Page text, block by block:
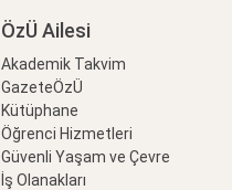
ÖzÜ Ailesi
Akademik Takvim
GazeteÖzÜ
Kütüphane
Öğrenci Hizmetleri
Güvenli Yaşam ve Çevre
İş Olanakları